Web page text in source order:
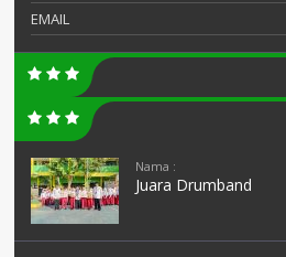
EMAIL
Nama :
Juara Drumband